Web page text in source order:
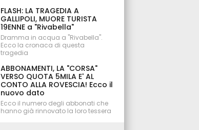
FLASH: LA TRAGEDIA A
GALLIPOLI, MUORE TURISTA
19ENNE a "Rivabella"
Dramma in acqua a "Rivabella".
Ecco la cronaca di questa
tragedia
ABBONAMENTI, LA "CORSA"
VERSO QUOTA 5MILA E' AL
CONTO ALLA ROVESCIA! Ecco il
nuovo dato
Ecco il numero degli abbonati che
hanno già rinnovato la loro tessera